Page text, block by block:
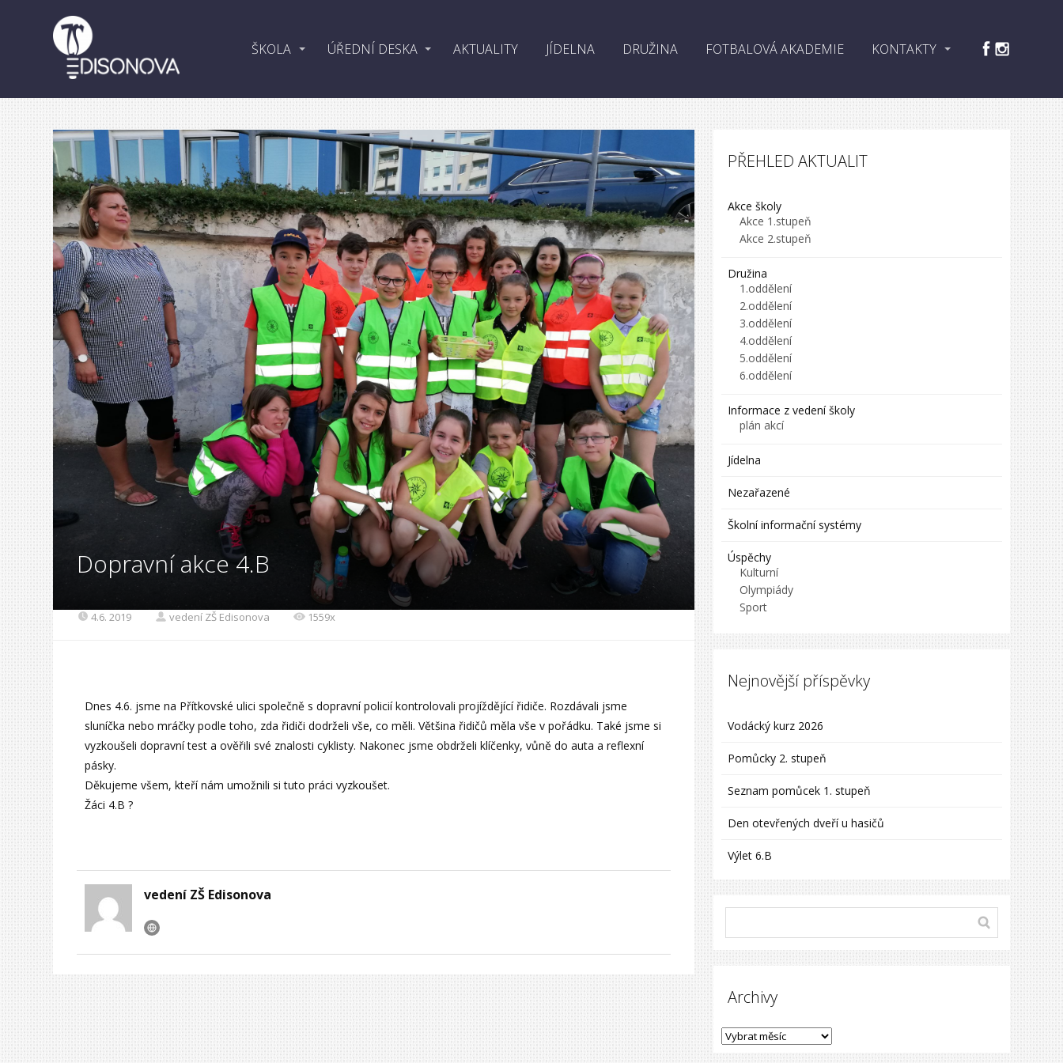
ŠKOLA ÚŘEDNÍ DESKA AKTUALITY JÍDELNA DRUŽINA FOTBALOVÁ AKADEMIE KONTAKTY
Dopravní akce 4.B
4.6. 2019 vedení ZŠ Edisonova 1559x
Dnes 4.6. jsme na Přítkovské ulici společně s dopravní policií kontrolovali projíždějící řidiče. Rozdávali jsme
sluníčka nebo mráčky podle toho, zda řidiči dodrželi vše, co měli. Většina řidičů měla vše v pořádku. Také jsme si
vyzkoušeli dopravní test a ověřili své znalosti cyklisty. Nakonec jsme obdrželi klíčenky, vůně do auta a reflexní
pásky.
Děkujeme všem, kteří nám umožnili si tuto práci vyzkoušet.
Žáci 4.B ?
vedení ZŠ Edisonova
PŘEHLED AKTUALIT
Akce školy
Akce 1.stupeň
Akce 2.stupeň
Družina
1.oddělení
2.oddělení
3.oddělení
4.oddělení
5.oddělení
6.oddělení
Informace z vedení školy
plán akcí
Jídelna
Nezařazené
Školní informační systémy
Úspěchy
Kulturní
Olympiády
Sport
Nejnovější příspěvky
Vodácký kurz 2026
Pomůcky 2. stupeň
Seznam pomůcek 1. stupeň
Den otevřených dveří u hasičů
Výlet 6.B
Archivy